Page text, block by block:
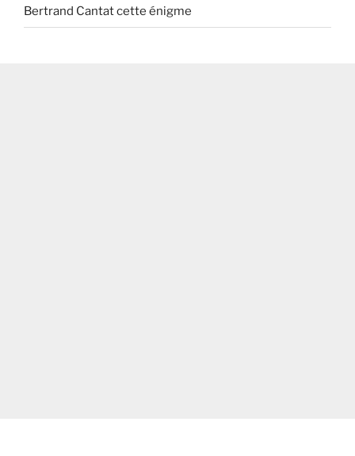
Bertrand Cantat cette énigme